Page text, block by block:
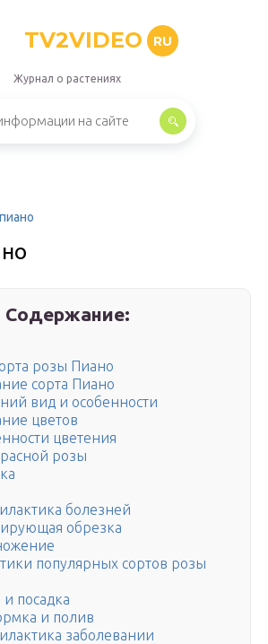
TV2VIDEO RU
Журнал о растениях
Содержание:
розы Пиано
сорта Пиано
вид и особенности
цветов
цветения
розы
болезней
обрезка
популярных сортов розы
и посадка
и полив
заболевании